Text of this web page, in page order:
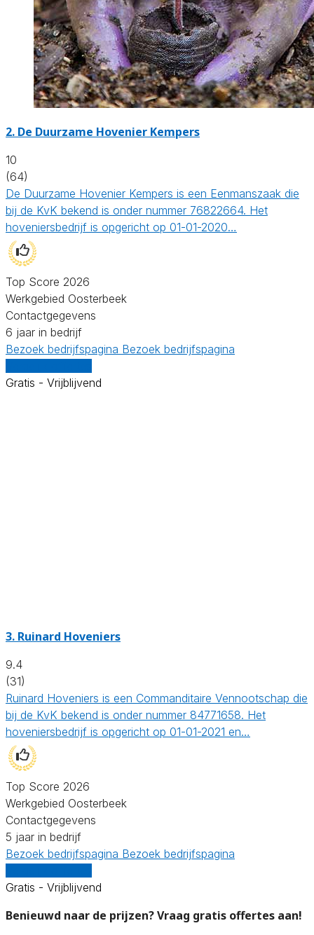
2. De Duurzame Hovenier Kempers
10
(64)
De Duurzame Hovenier Kempers is een Eenmanszaak die
bij de KvK bekend is onder nummer 76822664. Het
hoveniersbedrijf is opgericht op 01-01-2020…
Top Score 2026
Werkgebied Oosterbeek
Contactgegevens
6 jaar in bedrijf
Bezoek bedrijfspagina Bezoek bedrijfspagina
Gratis - Vrijblijvend
3. Ruinard Hoveniers
9.4
(31)
Ruinard Hoveniers is een Commanditaire Vennootschap die
bij de KvK bekend is onder nummer 84771658. Het
hoveniersbedrijf is opgericht op 01-01-2021 en…
Top Score 2026
Werkgebied Oosterbeek
Contactgegevens
5 jaar in bedrijf
Bezoek bedrijfspagina Bezoek bedrijfspagina
Gratis - Vrijblijvend
Benieuwd naar de prijzen? Vraag gratis offertes aan!